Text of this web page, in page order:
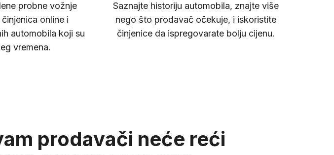
probne vožnje
online i
automobila koji su
vremena.
Saznajte historiju automobila, znajte više
nego što prodavač očekuje, i iskoristite
činjenice da ispregovarate bolju cijenu.
prodavači neće reći